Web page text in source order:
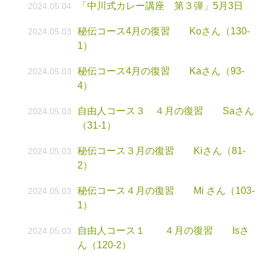
2024.05.04 「中川式カレー講座 第３弾」5月3日
2024.05.03
秘伝コース4月の復習 Koさん（130-
1）
2024.05.03
秘伝コース4月の復習 Kaさん（93-
4）
2024.05.03
自由人コース３ ４月の復習 Saさん
（31-1）
2024.05.03
秘伝コース３月の復習 Kiさん（81-
2）
2024.05.03
秘伝コース４月の復習 Mi さん（103-
1）
2024.05.03
自由人コース１ ４月の復習 Isさ
ん（120-2）